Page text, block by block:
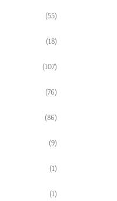
(55)
(18)
(107)
(76)
(86)
(9)
(1)
(1)